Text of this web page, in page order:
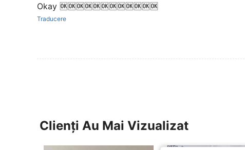
Okay 🆗🆗🆗🆗🆗🆗🆗🆗🆗🆗🆗🆗
Traducere
Clienți Au Mai Vizualizat